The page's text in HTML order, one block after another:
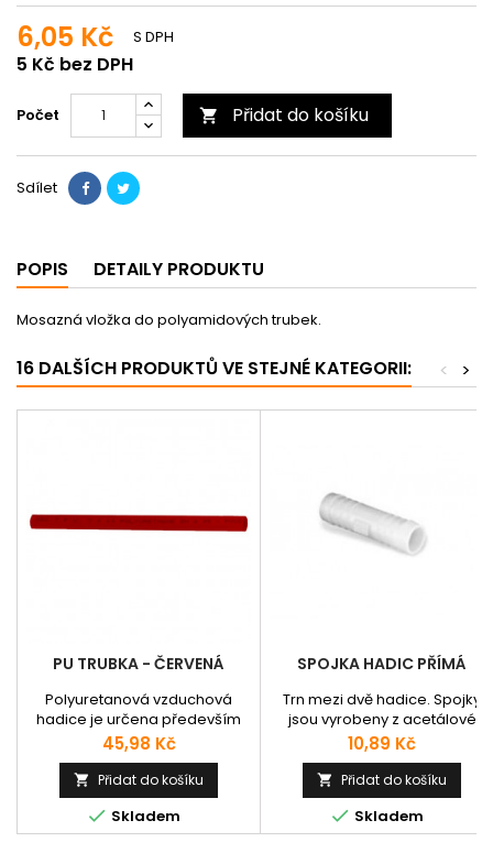
6,05 Kč
5 Kč bez DPH
S DPH
Počet  Přidat do košíku
Sdílet
POPIS DETAILY PRODUKTU
Mosazná vložka do polyamidových trubek.
16 DALŠÍCH PRODUKTŮ VE STEJNÉ KATEGORII: >
<
PU TRUBKA - ČERVENÁ
Polyuretanová vzduchová
hadice je určena především
pro mechanicky namáhaná
vedení. Její výhodou je
vynikající flexibilita a odolnost
vůči kyslíku i ozónu O3. Také je
velmi odolná proti stárnutí i
vibracím. Použití v průmyslu,
Cena
45,98 Kč
 Přidat do košíku
 Skladem
SPOJKA HADIC PŘÍMÁ
Trn mezi dvě hadice. Spojky
jsou vyrobeny z acetálové
pryskyřice (POM). Bezpečně a
spolehlivě spojují potrubí
vedoucí různá média v různých
průmyslových oblastech.
Vyznačují se vysokou pevností,
tuhostí, nepatrnou hmotností,
Cena
10,89 Kč
 Přidat do košíku
 Skladem